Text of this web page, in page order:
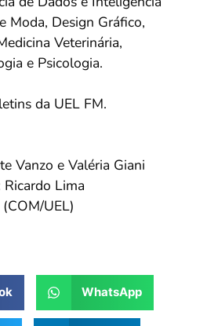
Moda, Design Gráfico,
Veterinária,
e Psicologia.
da UEL FM.
Vanzo e Valéria Giani
Lima
UEL)
WhatsApp